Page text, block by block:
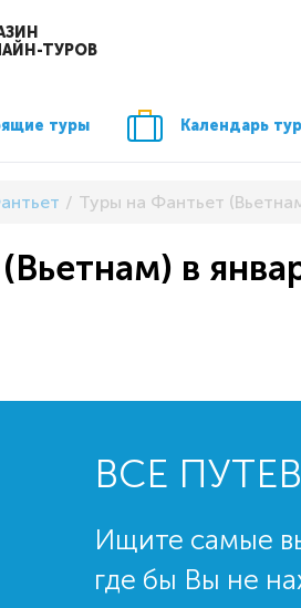
ТУРОВ
туры Календарь
Туры на Фантьет
в
ВСЕ
Ищите самые
где бы Вы не